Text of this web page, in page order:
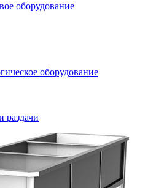
оборудование
оборудование
раздачи